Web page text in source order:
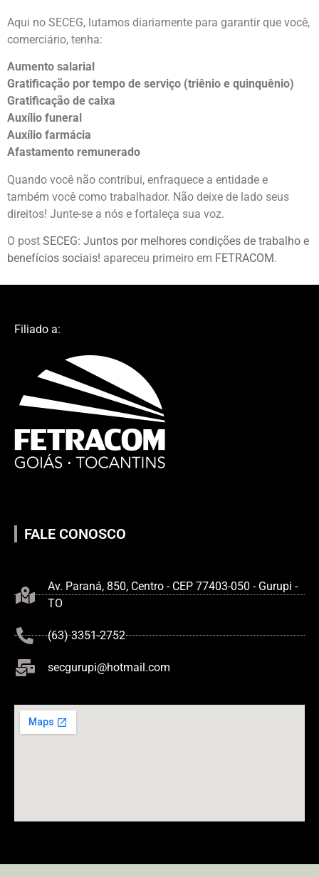
Aqui no SECEG, lutamos diariamente para garantir que você,
comerciário, tenha:
Aumento salarial
Gratificação por tempo de serviço (triênio e quinquênio)
Gratificação de caixa
Auxílio funeral
Auxílio farmácia
Afastamento remunerado
Quando você não contribui, enfraquece a entidade e
também você como trabalhador. Não deixe de lado seus
direitos! Junte-se a nós e fortaleça sua voz.
O post SECEG: Juntos por melhores condições de trabalho e
benefícios sociais! apareceu primeiro em FETRACOM.
Filiado a:
FALE CONOSCO
Av. Paraná, 850, Centro - CEP 77403-050 - Gurupi -
TO
(63) 3351-2752
secgurupi@hotmail.com